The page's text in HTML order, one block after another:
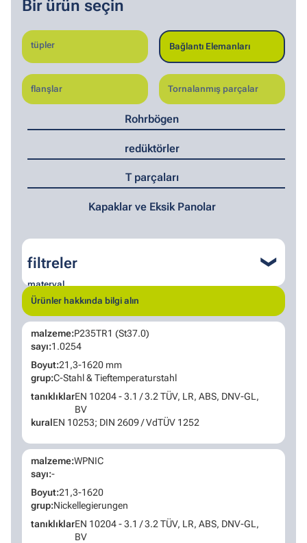
Bir ürün seçin
tüpler Bağlantı Elemanları
flanşlar Tornalanmış parçalar
Rohrbögen
redüktörler
T parçaları
Kapaklar ve Eksik Panolar
filtreler ❮
materyal
çelik
Dubleks ve Süper Dubleks
kural
DİN/EN
❮
Ürünler hakkında bilgi alın
malzeme:P235TR1 (St37.0)
sayı:1.0254
Boyut:21,3-1620 mm
grup:C-Stahl & Tieftemperaturstahl
tanıklıklarEN 10204 - 3.1 / 3.2 TÜV, LR, ABS, DNV-GL,
BV
kuralEN 10253; DIN 2609 / VdTÜV 1252
malzeme:WPNIC
sayı:-
Boyut:21,3-1620
grup:Nickellegierungen
tanıklıklarEN 10204 - 3.1 / 3.2 TÜV, LR, ABS, DNV-GL,
BV